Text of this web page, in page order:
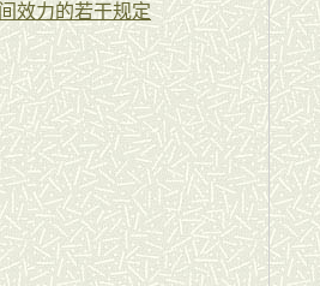
效力的若干规定